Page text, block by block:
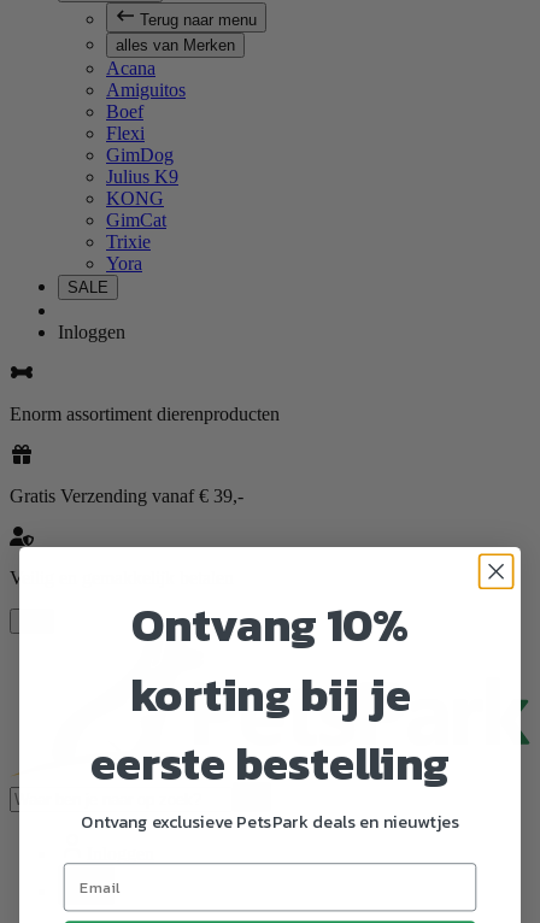
Terug naar menu
alles van Merken
Acana
Amiguitos
Boef
Flexi
GimDog
Julius K9
KONG
GimCat
Trixie
Yora
SALE
Inloggen
Enorm assortiment dierenproducten
Gratis Verzending vanaf € 39,-
Veilig en gemakkelijk betalen
Toggle navigation
Zoeken
0
Ontvang 10%
korting bij je
eerste bestelling
Ontvang exclusieve PetsPark deals en nieuwtjes